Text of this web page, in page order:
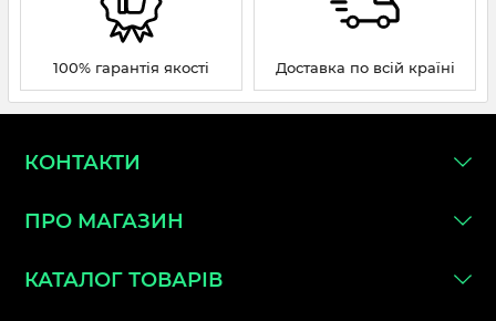
100% гарантія якості Доставка по всій країні
КОНТАКТИ
ПРО МАГАЗИН
КАТАЛОГ ТОВАРІВ